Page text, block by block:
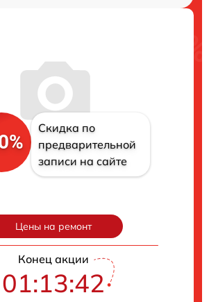
Скидка по
предварительной
записи на сайте
Цены на ремонт
Конец акции
01:13:41